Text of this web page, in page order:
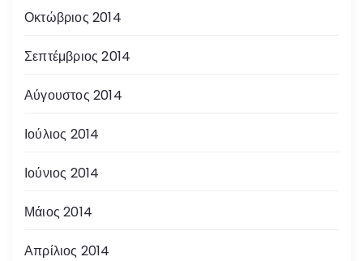
Οκτώβριος 2014
Σεπτέμβριος 2014
Αύγουστος 2014
Ιούλιος 2014
Ιούνιος 2014
Μάιος 2014
Απρίλιος 2014